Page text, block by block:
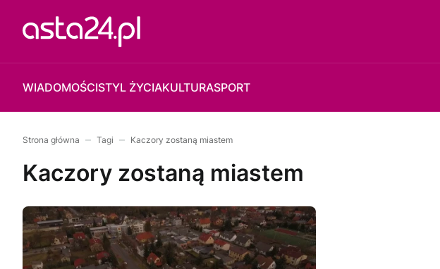
WIADOMOŚCISTYL ŻYCIAKULTURASPORT
Strona główna Tagi Kaczory zostaną miastem
Kaczory zostaną miastem